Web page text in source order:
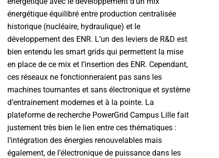
énergétique équilibré entre production centralisée
historique (nucléaire, hydraulique) et le
développement des ENR. L’un des leviers de R&D est
bien entendu les smart grids qui permettent la mise
en place de ce mix et l’insertion des ENR. Cependant,
ces réseaux ne fonctionneraient pas sans les
machines tournantes et sans électronique et système
d’entrainement modernes et à la pointe. La
plateforme de recherche PowerGrid Campus Lille fait
justement très bien le lien entre ces thématiques :
l’intégration des énergies renouvelables mais
également, de l’électronique de puissance dans les